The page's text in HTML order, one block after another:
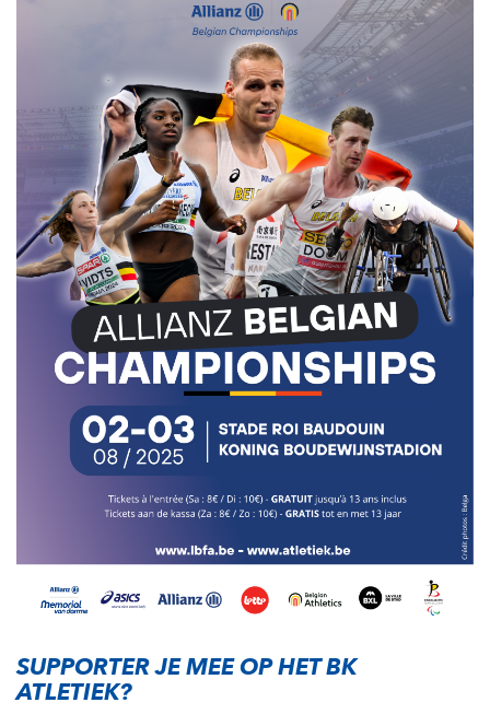
SUPPORTER JE MEE OP HET BK
ATLETIEK?